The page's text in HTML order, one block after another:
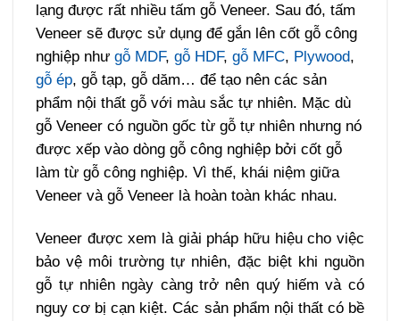
lạng được rất nhiều tấm gỗ Veneer. Sau đó, tấm
Veneer sẽ được sử dụng để gắn lên cốt gỗ công
nghiệp nhưgỗ MDF,gỗ HDF,gỗ MFC, Plywood,
gỗ ép, gỗ tạp, gỗ dăm… để tạo nên các sản
phẩm nội thất gỗ với màu sắc tự nhiên. Mặc dù
gỗ Veneer có nguồn gốc từ gỗ tự nhiên nhưng nó
được xếp vào dòng gỗ công nghiệp bởi cốt gỗ
làm từ gỗ công nghiệp. Vì thế, khái niệm giữa
Veneer và gỗ Veneer là hoàn toàn khác nhau.
Veneer được xem là giải pháp hữu hiệu cho việc
bảo vệ môi trường tự nhiên, đặc biệt khi nguồn
gỗ tự nhiên ngày càng trở nên quý hiếm và có
nguy cơ bị cạn kiệt. Các sản phẩm nội thất có bề